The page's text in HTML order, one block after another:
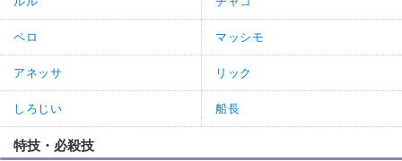
ペロ マッシモ
アネッサ リック
しろじい 船長
特技・必殺技